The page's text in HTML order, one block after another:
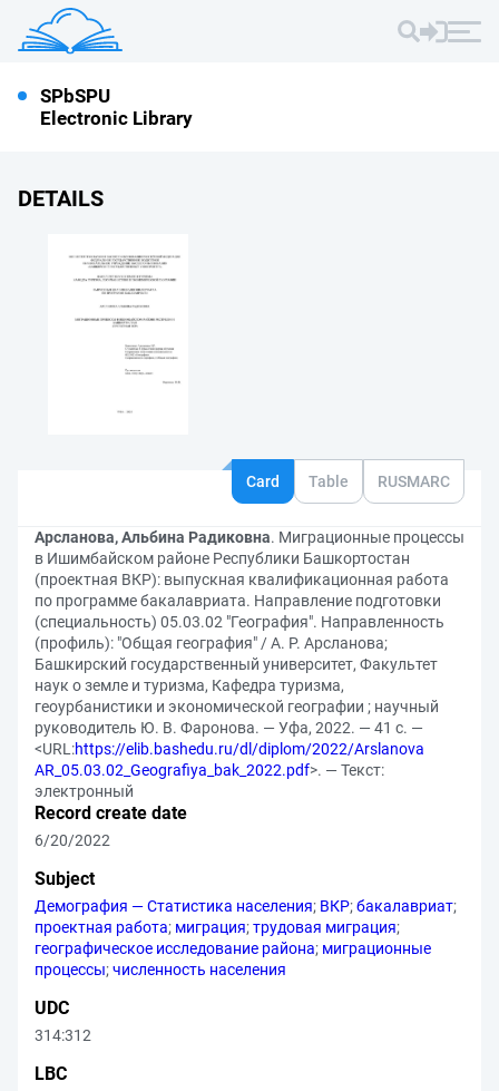
SPbSPU
Electronic Library
DETAILS
Card Table RUSMARC
Арсланова, Альбина Радиковна. Миграционные процессы
в Ишимбайском районе Республики Башкортостан
(проектная ВКР): выпускная квалификационная работа
по программе бакалавриата. Направление подготовки
(специальность) 05.03.02 "География". Направленность
(профиль): "Общая география" / А. Р. Арсланова;
Башкирский государственный университет, Факультет
наук о земле и туризма, Кафедра туризма,
геоурбанистики и экономической географии ; научный
руководитель Ю. В. Фаронова. — Уфа, 2022. — 41 с. —
<URL:https://elib.bashedu.ru/dl/diplom/2022/Arslanova
AR_05.03.02_Geografiya_bak_2022.pdf>. — Текст:
электронный
Record create date
6/20/2022
Subject
Демография — Статистика населения; ВКР;бакалавриат;
проектная работа; миграция;трудовая миграция;
географическое исследование района; миграционные
процессы;численность населения
UDC
314:312
LBC